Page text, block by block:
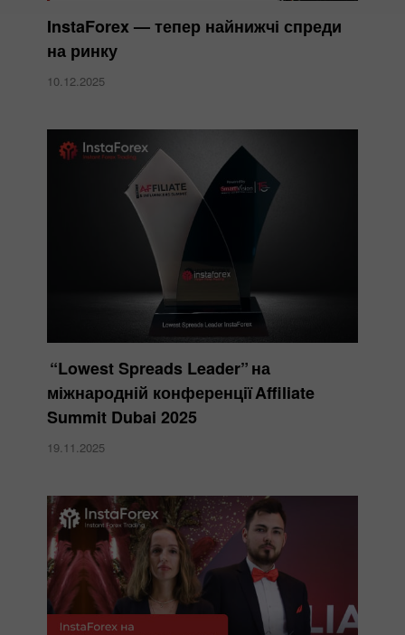
InstaForex — тепер найнижчі спреди
на ринку
10.12.2025
“Lowest Spreads Leader” на
міжнародній конференції Affiliate
Summit Dubai 2025
19.11.2025